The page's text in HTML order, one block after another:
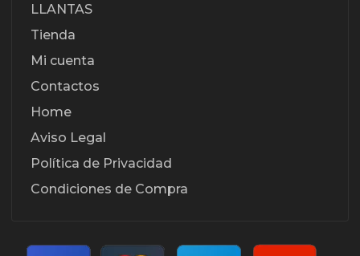
LLANTAS
Tienda
Mi cuenta
Contactos
Home
Aviso Legal
Política de Privacidad
Condiciones de Compra